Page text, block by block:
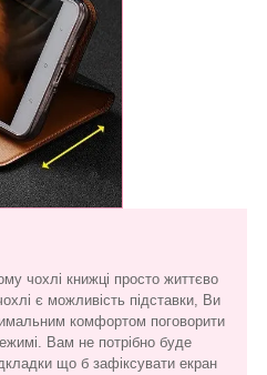
чохлі книжці просто життєво
є можливість підставки, Ви
комфортом поговорити
Вам не потрібно буде
що б зафіксувати екран